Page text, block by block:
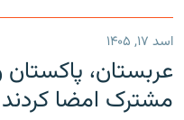
اسد ۱۷, ۱۴۰۵
عربستان، پاکستان
مشترک امضا کردند